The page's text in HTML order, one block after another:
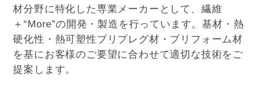
材分野に特化した専業メーカーとして、繊維
＋“More”の開発・製造を行っています。基材・熱
硬化性・熱可塑性プリプレグ材・プリフォーム材
を基にお客様のご要望に合わせて適切な技術をご
提案します。